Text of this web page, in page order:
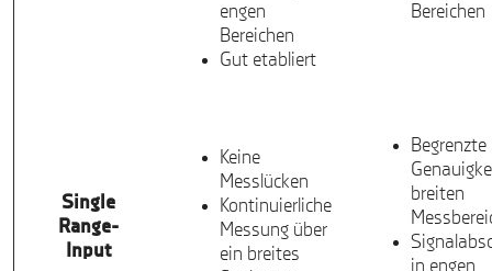
engen
Bereichen
Gut etabliert
Bereichen
Single
Range-
Input
Keine
Messlücken
Kontinuierliche
Messung über
ein breites
Begrenzte
breiten
in engen